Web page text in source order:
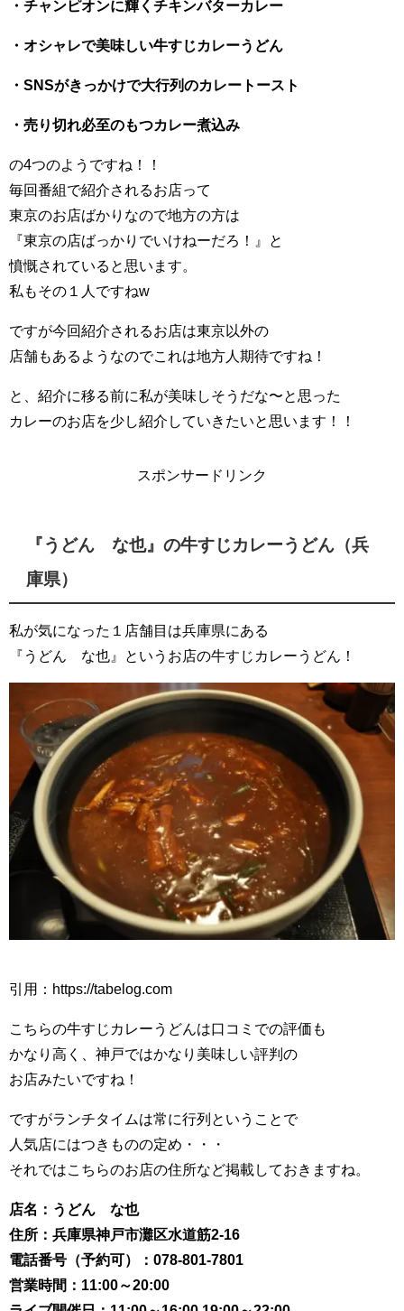
・チャンピオンに輝くチキンバターカレー
・オシャレで美味しい牛すじカレーうどん
・SNSがきっかけで大行列のカレートースト
・売り切れ必至のもつカレー煮込み
の4つのようですね！！
毎回番組で紹介されるお店って
東京のお店ばかりなので地方の方は
『東京の店ばっかりでいけねーだろ！』と
憤慨されていると思います。
私もその１人ですねw
ですが今回紹介されるお店は東京以外の
店舗もあるようなのでこれは地方人期待ですね！
と、紹介に移る前に私が美味しそうだな〜と思った
カレーのお店を少し紹介していきたいと思います！！
スポンサードリンク
『うどん な也』の牛すじカレーうどん（兵
庫県）
私が気になった１店舗目は兵庫県にある
『うどん な也』というお店の牛すじカレーうどん！
引用：https://tabelog.com
こちらの牛すじカレーうどんは口コミでの評価も
かなり高く、神戸ではかなり美味しい評判の
お店みたいですね！
ですがランチタイムは常に行列ということで
人気店にはつきものの定め・・・
それではこちらのお店の住所など掲載しておきますね。
店名：うどん な也
住所：兵庫県神戸市灘区水道筋2-16
電話番号（予約可）：078-801-7801
営業時間：11:00～20:00